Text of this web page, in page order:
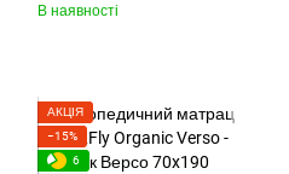
В наявності
АКЦІЯ
−15%
6